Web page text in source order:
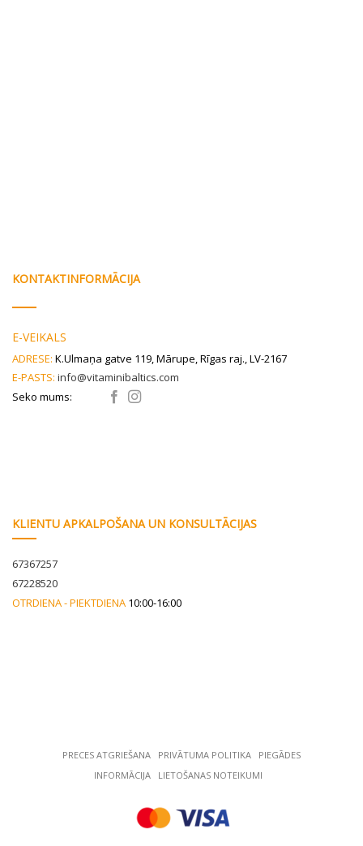
PRECES ATGRIEŠANA РRIVĀTUMA POLITIKA
PIEGĀDES
INFORMĀCIJA
LIETOŠANAS NOTEIKUMI
KONTAKTINFORMĀCIJA
E-VEIKALS
ADRESE: K.Ulmaņa gatve 119, Mārupe, Rīgas raj., LV-2167
E-PASTS: info@vitaminibaltics.com
Seko mums:
KLIENTU APKALPOŠANA UN KONSULTĀCIJAS
67367257
67228520
OTRDIENA - PIEKTDIENA 10:00-16:00